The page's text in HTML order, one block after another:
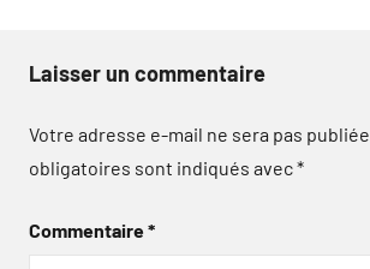
Laisser un commentaire
Votre adresse e-mail ne sera pas publiée.
obligatoires sont indiqués avec*
Commentaire*